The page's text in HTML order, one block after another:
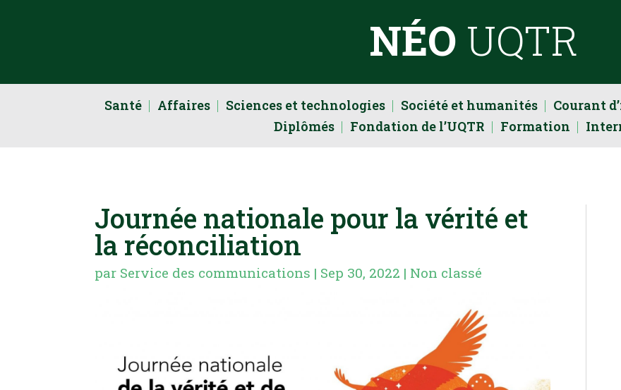
NÉO UQTR
Santé Affaires Sciences et technologies Société et humanités Courant
Diplômés
Fondation de l’UQTR Formation
Journée nationale pour la vérité et
la réconciliation
par Service des communications | Sep 30, 2022 | Non classé